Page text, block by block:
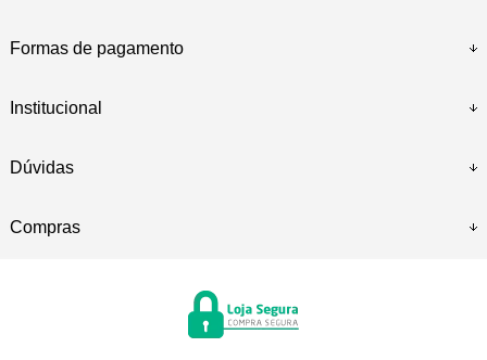
Formas de pagamento
Institucional
Dúvidas
Compras